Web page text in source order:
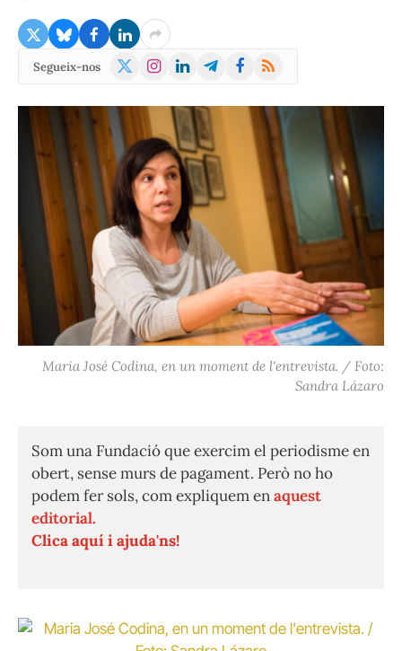
Segueix-nos
X
Instagram
LinkedInTelegramFacebook
RSS
Maria José Codina, en un moment de l'entrevista. / Foto:
Sandra Lázaro
Som una Fundació que exercim el periodisme en
obert, sense murs de pagament. Però no ho
podem fer sols, com expliquem enaquest
editorial.
Clica aquí i ajuda'ns!